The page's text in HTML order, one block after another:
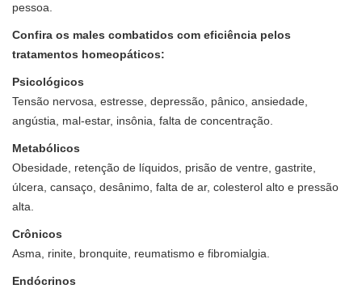
pessoa.
Confira os males combatidos com eficiência pelos
tratamentos homeopáticos:
Psicológicos
Tensão nervosa, estresse, depressão, pânico, ansiedade,
angústia, mal-estar, insônia, falta de concentração.
Metabólicos
Obesidade, retenção de líquidos, prisão de ventre, gastrite,
úlcera, cansaço, desânimo, falta de ar, colesterol alto e pressão
alta.
Crônicos
Asma, rinite, bronquite, reumatismo e fibromialgia.
Endócrinos